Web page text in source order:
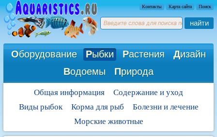
Контакты Карта сайта Поиск
найти
Оборудование Рыбки Растения Дизайн
Водоемы Природа
Общая информация
Содержание и уход
Виды рыбок
Корма для рыб
Болезни и лечение
Морские животные